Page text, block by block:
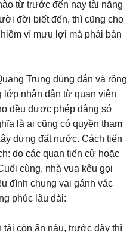
từ trước đến nay tài năng
đời biết đến, thì cũng cho
vì mưu lợi mà phải bán
Trung đúng đắn và rộng
lớp nhân dân từ quan viên
đều được phép dâng sớ
là ai cũng có quyền tham
dựng đất nước. Cách tiến
do các quan tiến cử hoặc
cùng, nhà vua kêu gọi
đình chung vai gánh vác
phúc lâu dài:
còn ẩn náu, trước đây thì